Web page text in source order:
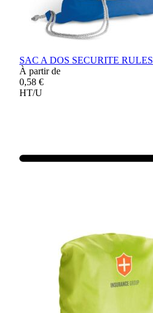
SAC A DOS SECURITE RULES
À partir de
0,58 €
HT/U